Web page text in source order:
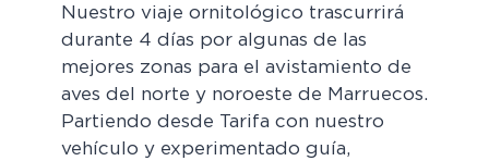
Nuestro viaje ornitológico trascurrirá
durante 4 días por algunas de las
mejores zonas para el avistamiento de
aves del norte y noroeste de Marruecos.
Partiendo desde Tarifa con nuestro
vehículo y experimentado guía,